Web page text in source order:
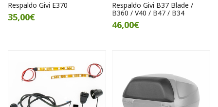
Respaldo Givi E370
35,00€
Respaldo Givi B37 Blade /
B360 / V40 / B47 / B34
46,00€